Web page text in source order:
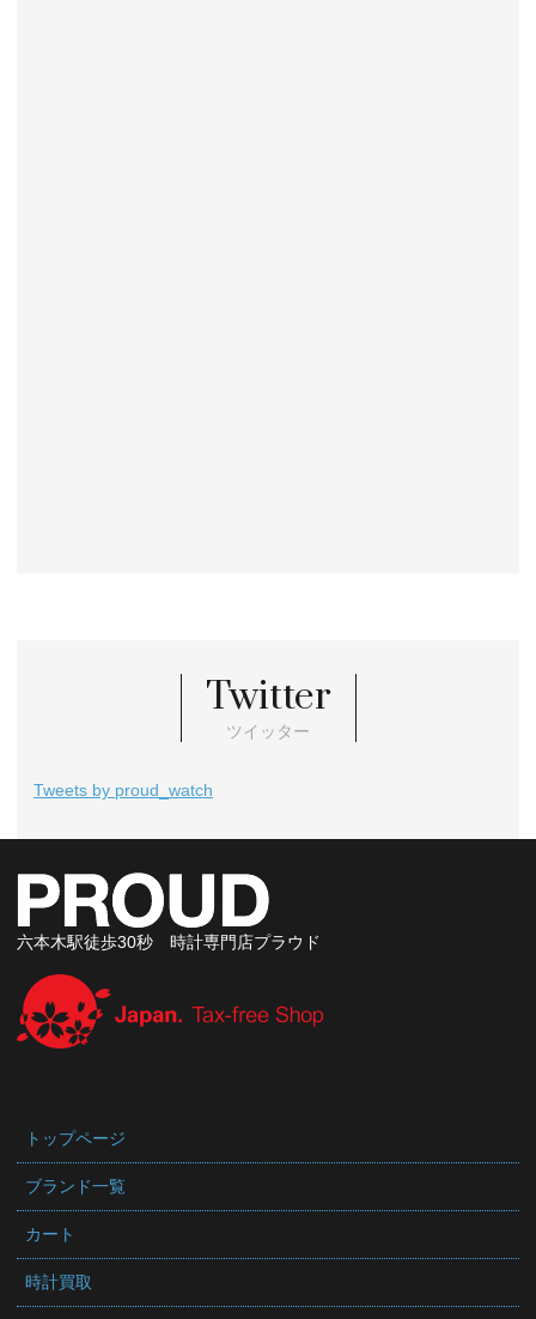
Twitter
ツイッター
Tweets by proud_watch
六本木駅徒歩30秒 時計専門店プラウド
トップページ
ブランド一覧
カート
時計買取